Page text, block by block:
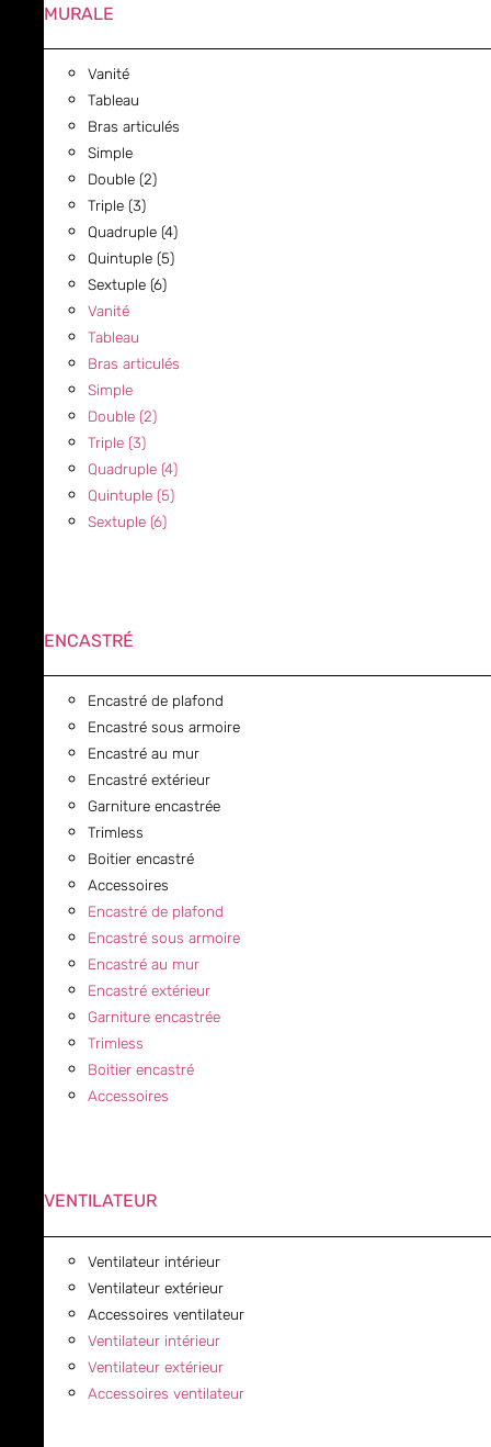
MURALE
Vanité
Tableau
Bras articulés
Simple
Double (2)
Triple (3)
Quadruple (4)
Quintuple (5)
Sextuple (6)
Vanité
Tableau
Bras articulés
Simple
Double (2)
Triple (3)
Quadruple (4)
Quintuple (5)
Sextuple (6)
ENCASTRÉ
Encastré de plafond
Encastré sous armoire
Encastré au mur
Encastré extérieur
Garniture encastrée
Trimless
Boitier encastré
Accessoires
Encastré de plafond
Encastré sous armoire
Encastré au mur
Encastré extérieur
Garniture encastrée
Trimless
Boitier encastré
Accessoires
VENTILATEUR
Ventilateur intérieur
Ventilateur extérieur
Accessoires ventilateur
Ventilateur intérieur
Ventilateur extérieur
Accessoires ventilateur